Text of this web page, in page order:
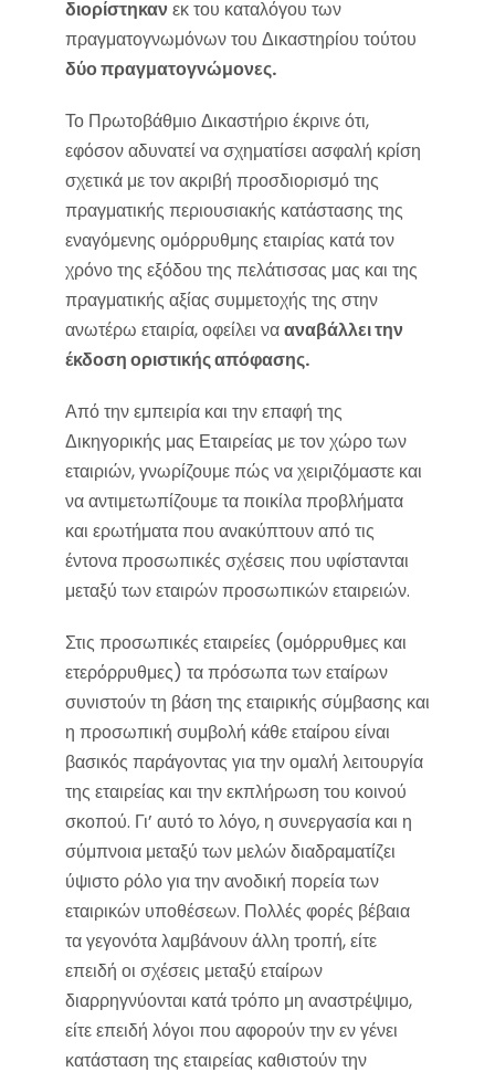
διορίστηκανεκ του καταλόγου των
πραγματογνωμόνων του Δικαστηρίου τούτου
δύο πραγματογνώμονες.
Το Πρωτοβάθμιο Δικαστήριο έκρινε ότι,
εφόσον αδυνατεί να σχηματίσει ασφαλή κρίση
σχετικά με τον ακριβή προσδιορισμό της
πραγματικής περιουσιακής κατάστασης της
εναγόμενης ομόρρυθμης εταιρίας κατά τον
χρόνο της εξόδου της πελάτισσας μας και της
πραγματικής αξίας συμμετοχής της στην
ανωτέρω εταιρία, οφείλει νααναβάλλει την
έκδοση οριστικής απόφασης.
Από την εμπειρία και την επαφή της
Δικηγορικής μας Εταιρείας με τον χώρο των
εταιριών, γνωρίζουμε πώς να χειριζόμαστε και
να αντιμετωπίζουμε τα ποικίλα προβλήματα
και ερωτήματα που ανακύπτουν από τις
έντονα προσωπικές σχέσεις που υφίστανται
μεταξύ των εταιρών προσωπικών εταιρειών.
Στις προσωπικές εταιρείες (ομόρρυθμες και
ετερόρρυθμες) τα πρόσωπα των εταίρων
συνιστούν τη βάση της εταιρικής σύμβασης και
η προσωπική συμβολή κάθε εταίρου είναι
βασικός παράγοντας για την ομαλή λειτουργία
της εταιρείας και την εκπλήρωση του κοινού
σκοπού. Γι’ αυτό το λόγο, η συνεργασία και η
σύμπνοια μεταξύ των μελών διαδραματίζει
ύψιστο ρόλο για την ανοδική πορεία των
εταιρικών υποθέσεων. Πολλές φορές βέβαια
τα γεγονότα λαμβάνουν άλλη τροπή, είτε
επειδή οι σχέσεις μεταξύ εταίρων
διαρρηγνύονται κατά τρόπο μη αναστρέψιμο,
είτε επειδή λόγοι που αφορούν την εν γένει
κατάσταση της εταιρείας καθιστούν την